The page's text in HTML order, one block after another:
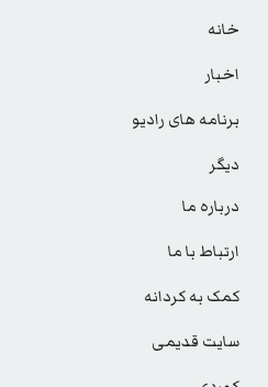
خانه
اخبار
برنامه های رادیو
دیگر
درباره ما
ارتباط با ما
کمک به کردانه
سایت قدیمی